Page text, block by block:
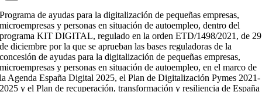
Programa de ayudas para la digitalización de pequeñas empresas,
microempresas y personas en situación de autoempleo, dentro del
programa KIT DIGITAL, regulado en la orden ETD/1498/2021, de 29
de diciembre por la que se aprueban las bases reguladoras de la
concesión de ayudas para la digitalización de pequeñas empresas,
microempresas y personas en situación de autoempleo, en el marco de
la Agenda España Digital 2025, el Plan de Digitalización Pymes 2021-
2025 y el Plan de recuperación, transformación y resiliencia de España